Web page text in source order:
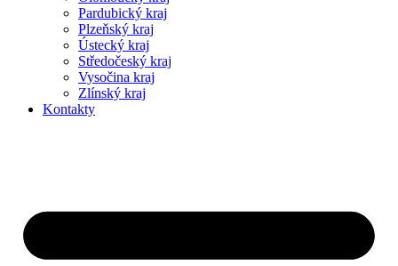
Pardubický kraj
Plzeňský kraj
Ústecký kraj
Středočeský kraj
Vysočina kraj
Zlínský kraj
Kontakty